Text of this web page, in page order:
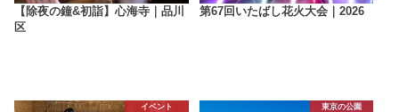
【除夜の鐘&初詣】心海寺｜品川
区
第67回いたばし花火大会｜2026
イベント 東京の公園